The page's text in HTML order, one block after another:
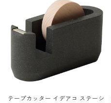
テープカッター イデアコ ステーシ